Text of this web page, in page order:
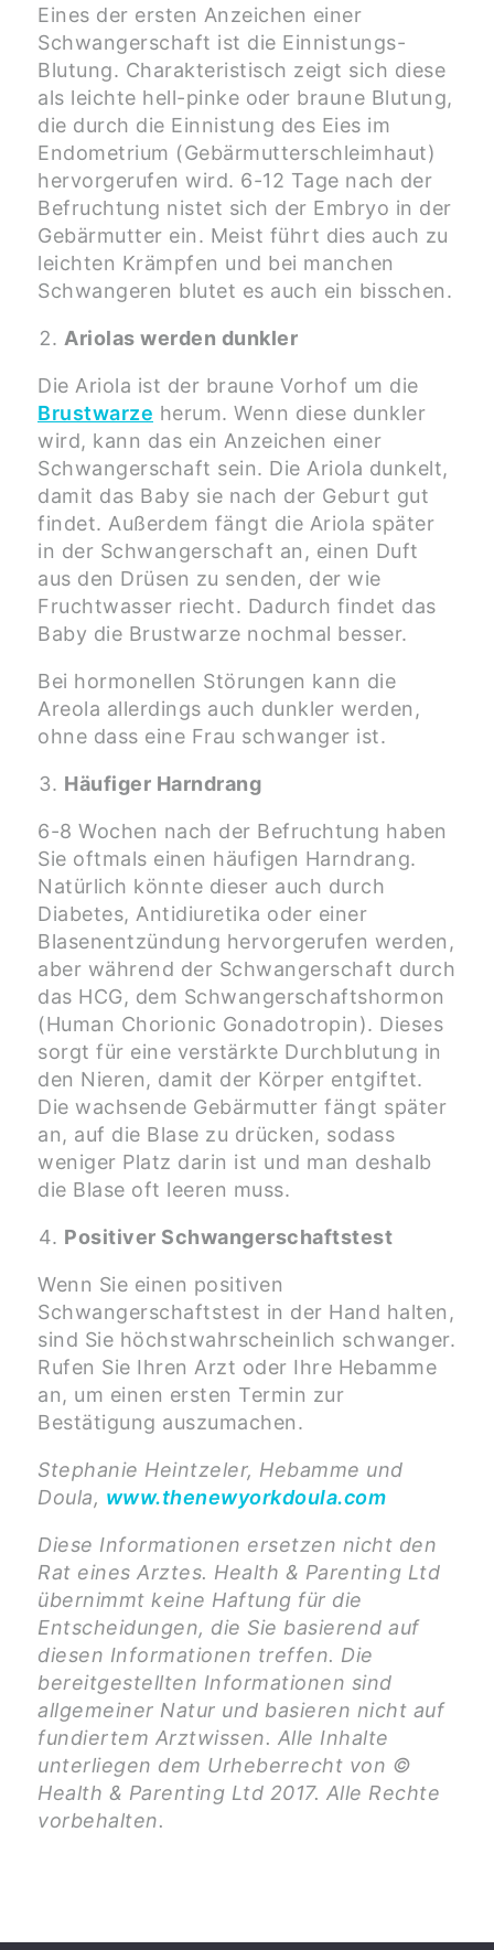
Eines der ersten Anzeichen einer
Schwangerschaft ist die Einnistungs-
Blutung. Charakteristisch zeigt sich diese
als leichte hell-pinke oder braune Blutung,
die durch die Einnistung des Eies im
Endometrium (Gebärmutterschleimhaut)
hervorgerufen wird. 6-12 Tage nach der
Befruchtung nistet sich der Embryo in der
Gebärmutter ein. Meist führt dies auch zu
leichten Krämpfen und bei manchen
Schwangeren blutet es auch ein bisschen.
Ariolas werden dunkler
Die Ariola ist der braune Vorhof um die
Brustwarze herum. Wenn diese dunkler
wird, kann das ein Anzeichen einer
Schwangerschaft sein. Die Ariola dunkelt,
damit das Baby sie nach der Geburt gut
findet. Außerdem fängt die Ariola später
in der Schwangerschaft an, einen Duft
aus den Drüsen zu senden, der wie
Fruchtwasser riecht. Dadurch findet das
Baby die Brustwarze nochmal besser.
Bei hormonellen Störungen kann die
Areola allerdings auch dunkler werden,
ohne dass eine Frau schwanger ist.
Häufiger Harndrang
6-8 Wochen nach der Befruchtung haben
Sie oftmals einen häufigen Harndrang.
Natürlich könnte dieser auch durch
Diabetes, Antidiuretika oder einer
Blasenentzündung hervorgerufen werden,
aber während der Schwangerschaft durch
das HCG, dem Schwangerschaftshormon
(Human Chorionic Gonadotropin). Dieses
sorgt für eine verstärkte Durchblutung in
den Nieren, damit der Körper entgiftet.
Die wachsende Gebärmutter fängt später
an, auf die Blase zu drücken, sodass
weniger Platz darin ist und man deshalb
die Blase oft leeren muss.
Positiver Schwangerschaftstest
Wenn Sie einen positiven
Schwangerschaftstest in der Hand halten,
sind Sie höchstwahrscheinlich schwanger.
Rufen Sie Ihren Arzt oder Ihre Hebamme
an, um einen ersten Termin zur
Bestätigung auszumachen.
Stephanie Heintzeler, Hebamme und
Doula, www.thenewyorkdoula.com
Diese Informationen ersetzen nicht den
Rat eines Arztes. Health & Parenting Ltd
übernimmt keine Haftung für die
Entscheidungen, die Sie basierend auf
diesen Informationen treffen. Die
bereitgestellten Informationen sind
allgemeiner Natur und basieren nicht auf
fundiertem Arztwissen. Alle Inhalte
unterliegen dem Urheberrecht von ©
Health & Parenting Ltd 2017. Alle Rechte
vorbehalten.